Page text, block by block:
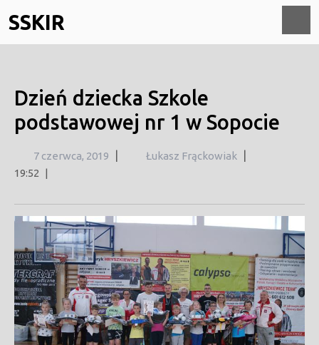
to
content
SSKIR
Dzień dziecka Szkole
podstawowej nr 1 w Sopocie
7 czerwca, 20197
Łukasz Frąckowiak
19:52 |